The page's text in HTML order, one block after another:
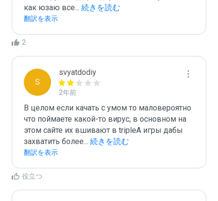
как юзаю все... 続きを読む
翻訳を表示
2
S
svyatdodiy
2年前
В целом если качать с умом то маловероятно
что поймаете какой-то вирус, в основном на
этом сайте их вшивают в tripleA игры дабы
захватить более... 続きを読む
翻訳を表示
役立つ